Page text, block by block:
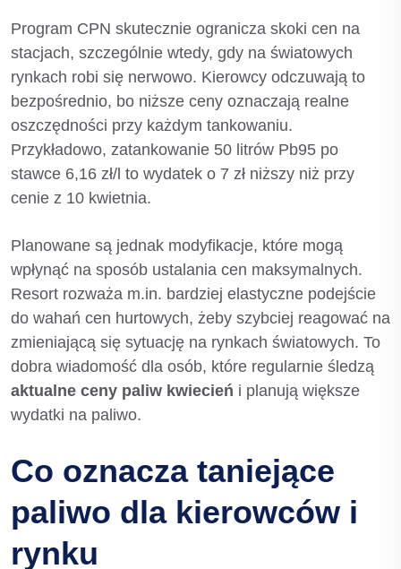
Program CPN skutecznie ogranicza skoki cen na
stacjach, szczególnie wtedy, gdy na światowych
rynkach robi się nerwowo. Kierowcy odczuwają to
bezpośrednio, bo niższe ceny oznaczają realne
oszczędności przy każdym tankowaniu.
Przykładowo, zatankowanie 50 litrów Pb95 po
stawce 6,16 zł/l to wydatek o 7 zł niższy niż przy
cenie z 10 kwietnia.
Planowane są jednak modyfikacje, które mogą
wpłynąć na sposób ustalania cen maksymalnych.
Resort rozważa m.in. bardziej elastyczne podejście
do wahań cen hurtowych, żeby szybciej reagować na
zmieniającą się sytuację na rynkach światowych. To
dobra wiadomość dla osób, które regularnie śledzą
aktualne ceny paliw kwiecień i planują większe
wydatki na paliwo.
Co oznacza taniejące
paliwo dla kierowców i
rynku